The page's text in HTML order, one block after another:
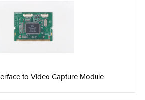
to Video Capture Module